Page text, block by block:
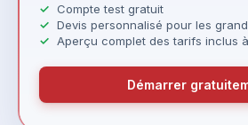
Compte test gratuit
Devis personnalisé pour les
Aperçu complet des tarifs inclus
Démarrer